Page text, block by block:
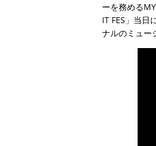
ーを務める
IT FES」当日
ナルのミュー